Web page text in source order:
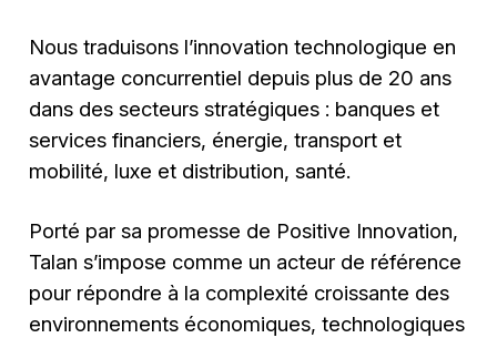
Nous traduisons l’innovation technologique en
avantage concurrentiel depuis plus de 20 ans
dans des secteurs stratégiques : banques et
services financiers, énergie, transport et
mobilité, luxe et distribution, santé.
Porté par sa promesse de Positive Innovation,
Talan s’impose comme un acteur de référence
pour répondre à la complexité croissante des
environnements économiques, technologiques